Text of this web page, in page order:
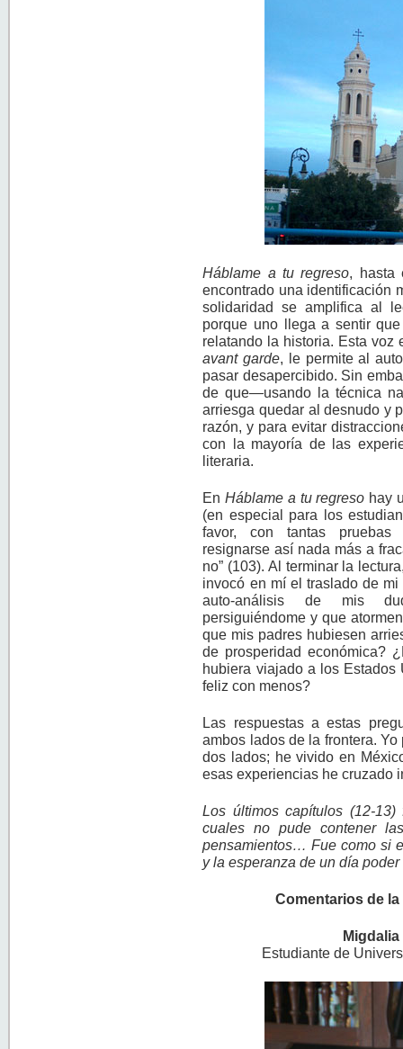
Háblame a tu regreso, hasta
encontrado una identificación
solidaridad se amplifica al
porque uno llega a sentir
relatando la historia. Esta voz
avant garde, le permite al
pasar desapercibido. Sin
de que—usando la técnica
arriesga quedar al desnudo y
razón, y para evitar
con la mayoría de las
literaria.
EnHáblame a tu regreso hay
(en especial para los
favor, con tantas pruebas
resignarse así nada más a
no” (103). Al terminar la
invocó en mí el traslado de
auto-análisis de mis
persiguiéndome y que
que mis padres hubiesen
de prosperidad económica?
hubiera viajado a los
feliz con menos?
Las respuestas a estas
ambos lados de la frontera.
dos lados; he vivido en
esas experiencias he cruzado
Los últimos capítulos (12-
cuales no pude contener
pensamientos… Fue como si
y la esperanza de un día
Comentarios de
Estudiante de